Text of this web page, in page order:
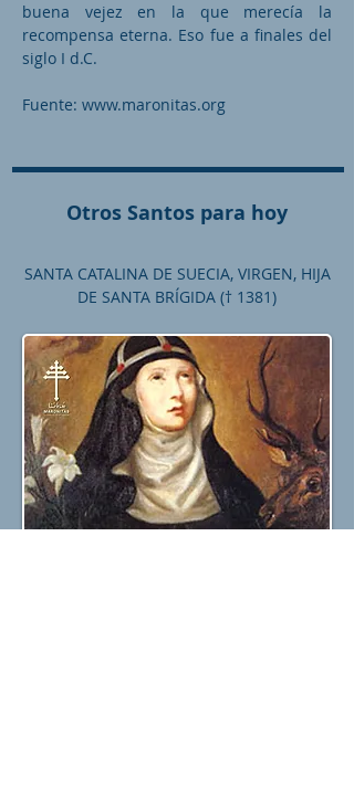
buena vejez en la que merecía la
recompensa eterna. Eso fue a finales del
siglo I d.C.
Fuente: www.maronitas.org
Otros Santos para hoy
SANTA CATALINA DE SUECIA, VIRGEN, HIJA
DE SANTA BRÍGIDA († 1381)